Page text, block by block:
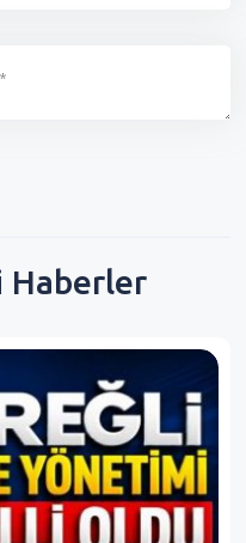
Haberler